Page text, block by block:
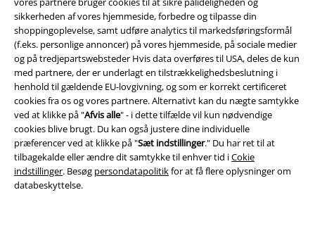
sikkerheden af ​​vores hjemmeside, forbedre og tilpasse din
shoppingoplevelse, samt udføre analytics til markedsføringsformål
(f.eks. personlige annoncer) på vores hjemmeside, på sociale medier
og på tredjepartswebsteder Hvis data overføres til USA, deles de kun
med partnere, der er underlagt en tilstrækkelighedsbeslutning i
henhold til gældende EU-lovgivning, og som er korrekt certificeret
cookies fra os og vores partnere. Alternativt kan du nægte samtykke
ved at klikke på "Afvis alle" - i dette tilfælde vil kun nødvendige
cookies blive brugt. Du kan også justere dine individuelle
præferencer ved at klikke på "Sæt indstillinger." Du har ret til at
tilbagekalde eller ændre dit samtykke til enhver tid iCokie
indstillinger. Besøg persondatapolitikfor at få flere oplysninger om
databeskyttelse.
Salgs-, medlems- & leveringsbetingelser
Om EMP Danmark
Persondatapolitik
Bortskaffelse af affald og miljøbeskyttelse
Overensstemmelseserklæring
Oplysninger om tilgængelighed